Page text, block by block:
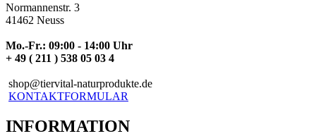
Normannenstr. 3
41462 Neuss
Mo.-Fr.: 09:00 - 14:00 Uhr
+ 49 ( 211 ) 538 05 03 4
shop@tiervital-naturprodukte.de
KONTAKTFORMULAR
INFORMATION